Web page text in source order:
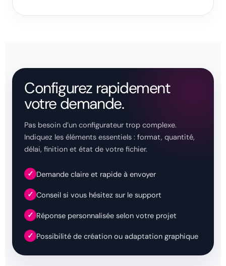
Configurez rapidement
votre demande.
Pas besoin d’un configurateur trop complexe.
Indiquez les éléments essentiels : format, quantité,
délai, finition et état de votre fichier.
✓ Demande claire et rapide à envoyer
✓ Conseil si vous hésitez sur le support
✓ Réponse personnalisée selon votre projet
✓ Possibilité de création ou adaptation graphique